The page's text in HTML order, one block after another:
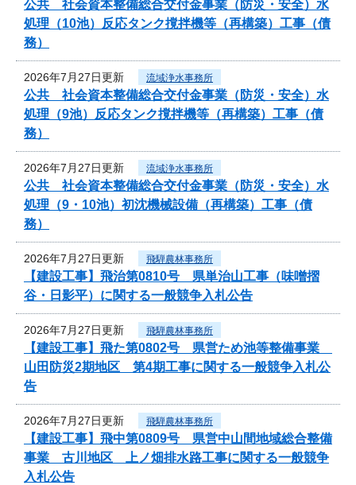
公共 社会資本整備総合交付金事業（防災・安全）水
処理（10池）反応タンク撹拌機等（再構築）工事（債
務）
2026年7月27日更新 流域浄水事務所
公共 社会資本整備総合交付金事業（防災・安全）水
処理（9池）反応タンク撹拌機等（再構築）工事（債
務）
2026年7月27日更新 流域浄水事務所
公共 社会資本整備総合交付金事業（防災・安全）水
処理（9・10池）初沈機械設備（再構築）工事（債
務）
2026年7月27日更新 飛騨農林事務所
【建設工事】飛治第0810号 県単治山工事（味噌摺
谷・日影平）に関する一般競争入札公告
2026年7月27日更新 飛騨農林事務所
【建設工事】飛た第0802号 県営ため池等整備事業
山田防災2期地区 第4期工事に関する一般競争入札公
告
2026年7月27日更新 飛騨農林事務所
【建設工事】飛中第0809号 県営中山間地域総合整備
事業 古川地区 上ノ畑排水路工事に関する一般競争
入札公告